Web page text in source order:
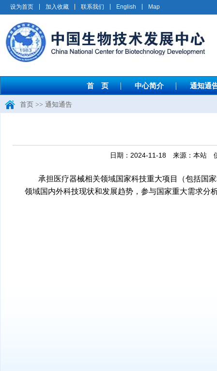
设为首页 加入收藏 联系我们 English Map
首 页 中心简介 通知通
首页 >> 通知通告
日期：2024-11-18 来源：本站
承担医疗器械相关领域国家科技重大项目（包括国
领域国内外科技现状和发展趋势，参与国家重大需求分